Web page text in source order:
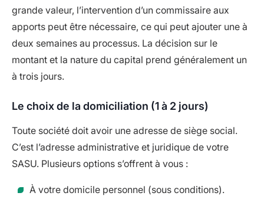
grande valeur, l’intervention d’un commissaire aux
apports peut être nécessaire, ce qui peut ajouter une à
deux semaines au processus. La décision sur le
montant et la nature du capital prend généralement un
à trois jours.
Le choix de la domiciliation (1 à 2 jours)
Toute société doit avoir une adresse de siège social.
C’est l’adresse administrative et juridique de votre
SASU. Plusieurs options s’offrent à vous :
À votre domicile personnel (sous conditions).